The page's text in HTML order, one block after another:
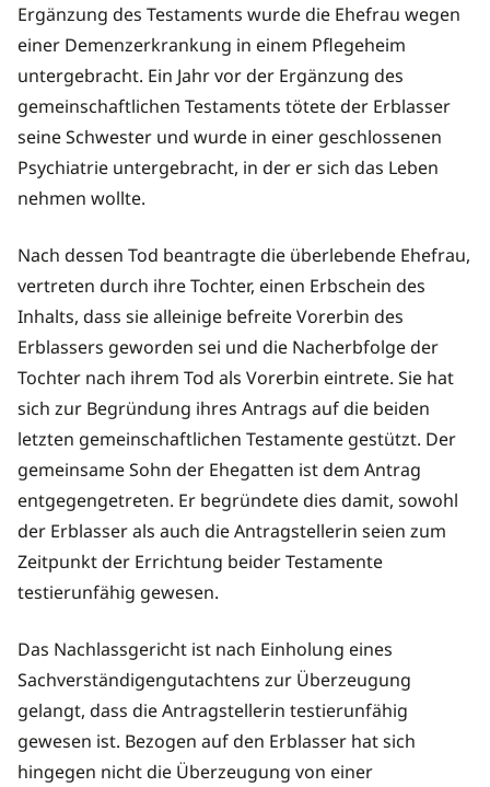
Ergänzung des Testaments wurde die Ehefrau wegen
einer Demenzerkrankung in einem Pflegeheim
untergebracht. Ein Jahr vor der Ergänzung des
gemeinschaftlichen Testaments tötete der Erblasser
seine Schwester und wurde in einer geschlossenen
Psychiatrie untergebracht, in der er sich das Leben
nehmen wollte.
Nach dessen Tod beantragte die überlebende Ehefrau,
vertreten durch ihre Tochter, einen Erbschein des
Inhalts, dass sie alleinige befreite Vorerbin des
Erblassers geworden sei und die Nacherbfolge der
Tochter nach ihrem Tod als Vorerbin eintrete. Sie hat
sich zur Begründung ihres Antrags auf die beiden
letzten gemeinschaftlichen Testamente gestützt. Der
gemeinsame Sohn der Ehegatten ist dem Antrag
entgegengetreten. Er begründete dies damit, sowohl
der Erblasser als auch die Antragstellerin seien zum
Zeitpunkt der Errichtung beider Testamente
testierunfähig gewesen.
Das Nachlassgericht ist nach Einholung eines
Sachverständigengutachtens zur Überzeugung
gelangt, dass die Antragstellerin testierunfähig
gewesen ist. Bezogen auf den Erblasser hat sich
hingegen nicht die Überzeugung von einer